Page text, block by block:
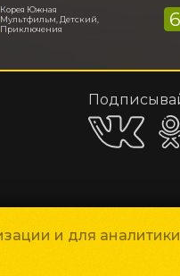
Корея Южная
Мультфильм, Детский,
Приключения
6
и для аналитики